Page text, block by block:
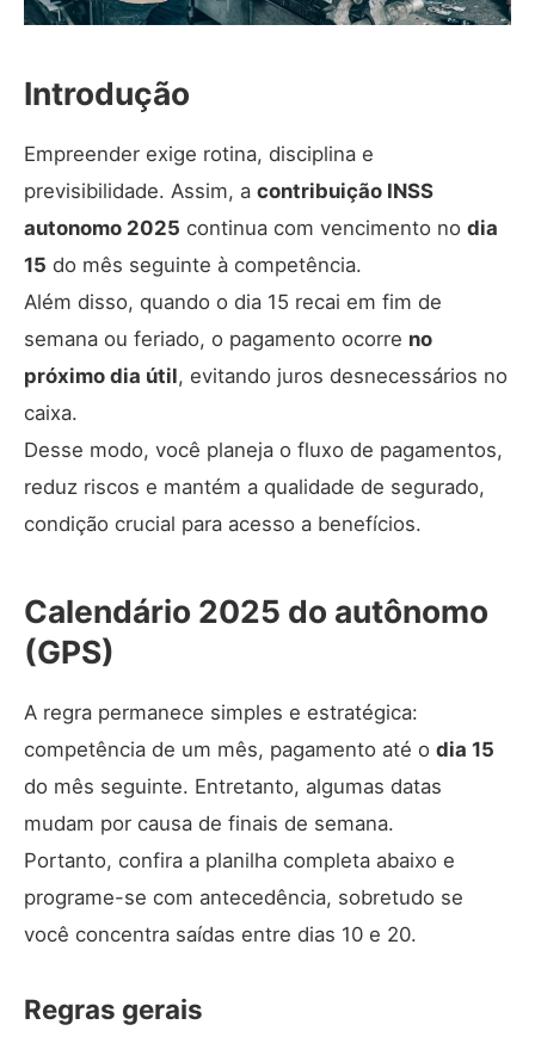
Introdução
Empreender exige rotina, disciplina e
previsibilidade. Assim, a contribuição INSS
autonomo 2025 continua com vencimento no dia
15 do mês seguinte à competência.
Além disso, quando o dia 15 recai em fim de
semana ou feriado, o pagamento ocorre no
próximo dia útil, evitando juros desnecessários no
caixa.
Desse modo, você planeja o fluxo de pagamentos,
reduz riscos e mantém a qualidade de segurado,
condição crucial para acesso a benefícios.
Calendário 2025 do autônomo
(GPS)
A regra permanece simples e estratégica:
competência de um mês, pagamento até o dia 15
do mês seguinte. Entretanto, algumas datas
mudam por causa de finais de semana.
Portanto, confira a planilha completa abaixo e
programe-se com antecedência, sobretudo se
você concentra saídas entre dias 10 e 20.
Regras gerais